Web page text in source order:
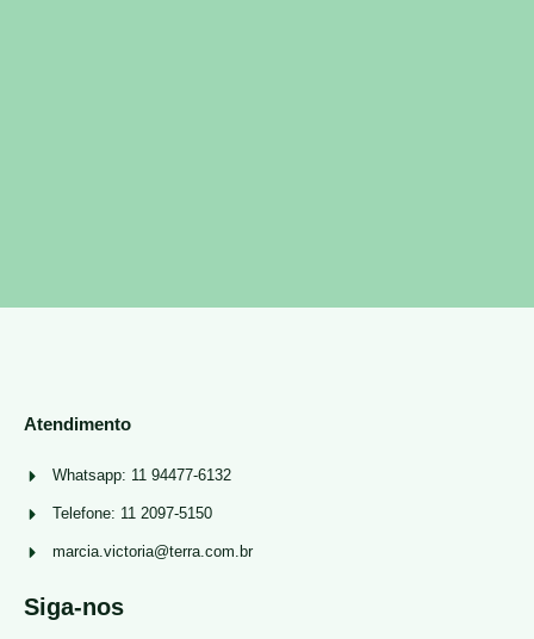
Atendimento
Whatsapp: 11 94477-6132
Telefone: 11 2097-5150
marcia.victoria@terra.com.br
Siga-nos